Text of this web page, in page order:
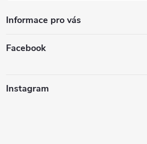
Informace pro vás
Facebook
Instagram